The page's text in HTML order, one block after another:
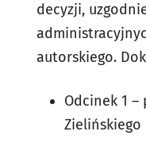
decyzji,
autorskiego.
Odcinek 1
Zielińskiego